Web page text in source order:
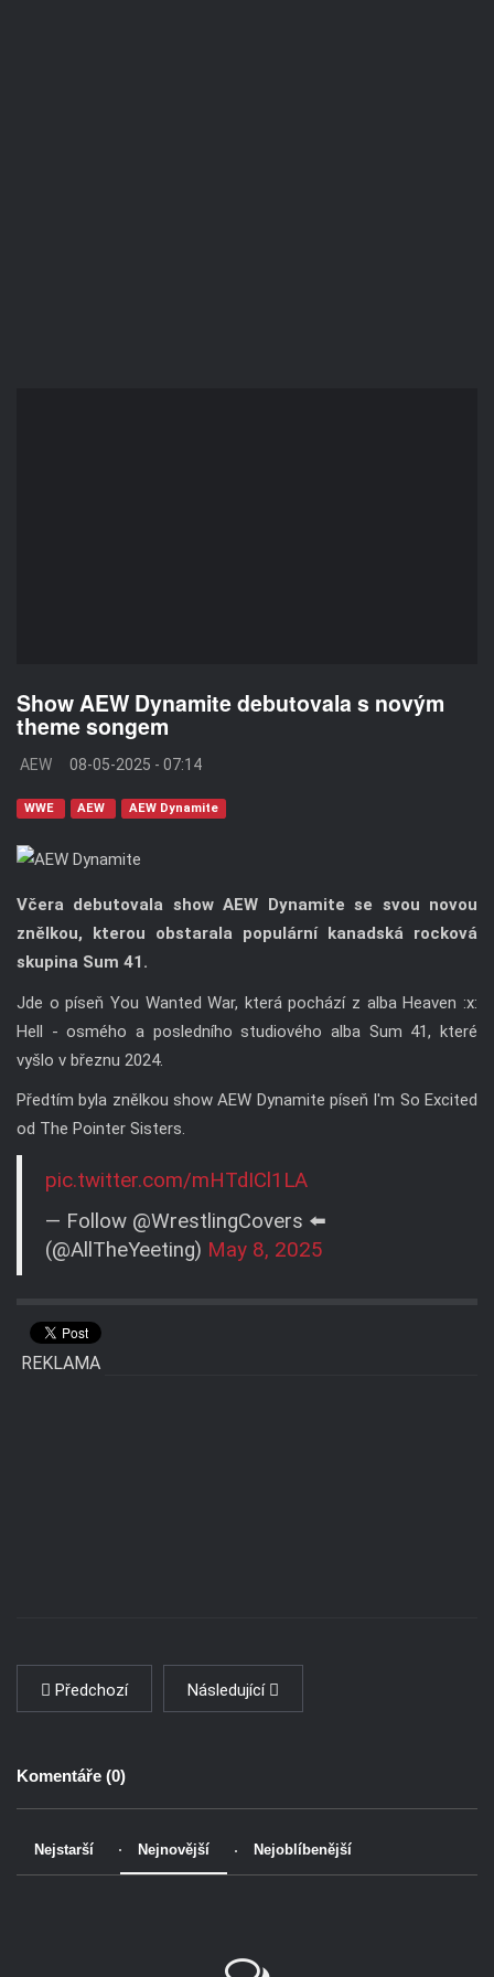
Show AEW Dynamite debutovala s novým
theme songem
AEW 08-05-2025 - 07:14
WWE AEW AEW Dynamite
Včera debutovala show AEW Dynamite se svou novou
znělkou, kterou obstarala populární kanadská rocková
skupina Sum 41.
Jde o píseň You Wanted War, která pochází z alba Heaven :x:
Hell - osmého a posledního studiového alba Sum 41, které
vyšlo v březnu 2024.
Předtím byla znělkou show AEW Dynamite píseň I'm So Excited
od The Pointer Sisters.
pic.twitter.com/mHTdICl1LA
— Follow @WrestlingCovers ⬅️
(@AllTheYeeting) May 8, 2025
REKLAMA
Předchozí Následující
Komentáře (0)
Nejstarší Nejnovější Nejoblíbenější